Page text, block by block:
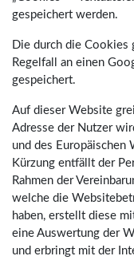
gespeichert werden.
Die durch die Cookies
Regelfall an einen
gespeichert.
Auf dieser Website
Adresse der Nutzer
und des Europäischen
Kürzung entfällt der
Rahmen der
welche die
haben, erstellt diese
eine Auswertung der
und erbringt mit der